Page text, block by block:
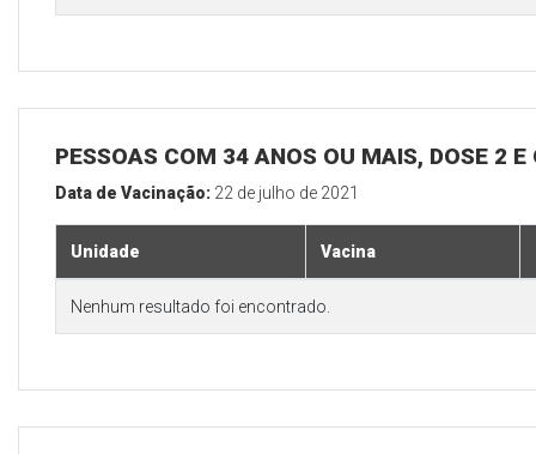
PESSOAS COM 34 ANOS OU MAIS, DOSE 2 E
Data de Vacinação: 22 de julho de 2021
Unidade Vacina
Nenhum resultado foi encontrado.